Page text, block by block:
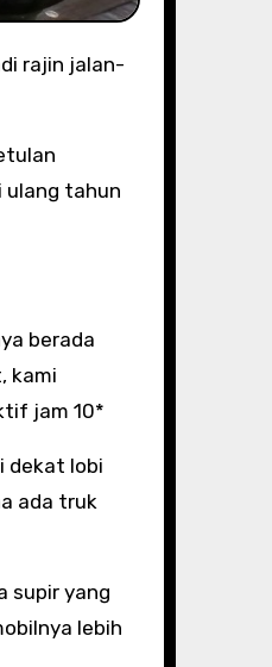
ulang tahun
berada
kami
jam 10*
dekat lobi
ada truk
supir yang
lebih